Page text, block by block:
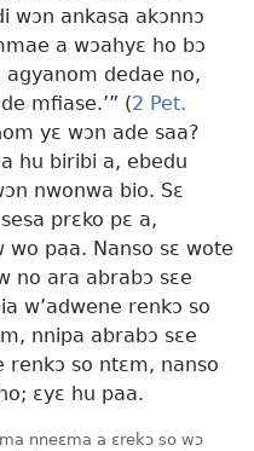
wɔn ankasa akɔnnɔ
a wɔahyɛ ho bɔ
agyanom dedae no,
mfiase.’” (2 Pet.
yɛ wɔn ade saa?
hu biribi a, ebedu
nwonwa bio. Sɛ
prɛko pɛ a,
paa. Nanso sɛ wote
no ara abrabɔ sɛe
w’adwene renkɔ so
nnipa abrabɔ sɛe
renkɔ so ntɛm, nanso
ɛyɛ hu paa.
nneɛma a ɛrekɔ so wɔ